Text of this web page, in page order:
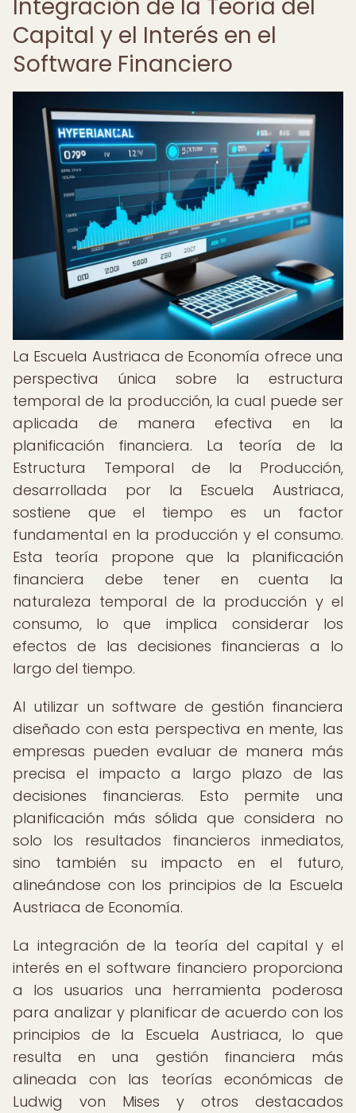
Integración de la Teoría del
Capital y el Interés en el
Software Financiero
La Escuela Austriaca de Economía ofrece una
perspectiva única sobre la estructura
temporal de la producción, la cual puede ser
aplicada de manera efectiva en la
planificación financiera. La teoría de la
Estructura Temporal de la Producción,
desarrollada por la Escuela Austriaca,
sostiene que el tiempo es un factor
fundamental en la producción y el consumo.
Esta teoría propone que la planificación
financiera debe tener en cuenta la
naturaleza temporal de la producción y el
consumo, lo que implica considerar los
efectos de las decisiones financieras a lo
largo del tiempo.
Al utilizar un software de gestión financiera
diseñado con esta perspectiva en mente, las
empresas pueden evaluar de manera más
precisa el impacto a largo plazo de las
decisiones financieras. Esto permite una
planificación más sólida que considera no
solo los resultados financieros inmediatos,
sino también su impacto en el futuro,
alineándose con los principios de la Escuela
Austriaca de Economía.
La integración de la teoría del capital y el
interés en el software financiero proporciona
a los usuarios una herramienta poderosa
para analizar y planificar de acuerdo con los
principios de la Escuela Austriaca, lo que
resulta en una gestión financiera más
alineada con las teorías económicas de
Ludwig von Mises y otros destacados